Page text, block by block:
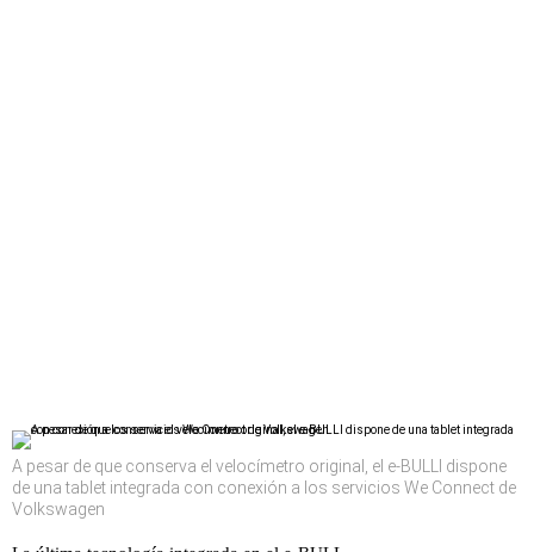
A pesar de que conserva el velocímetro original, el e-BULLI dispone
de una tablet integrada con conexión a los servicios We Connect de
Volkswagen